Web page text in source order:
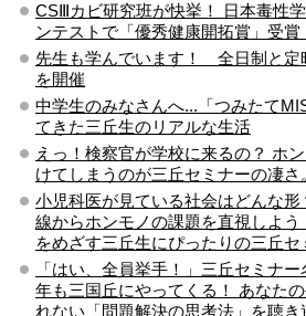
CSⅢカビ研究班が快挙！ 日本毒性
ンテストで「優秀健康開拓賞」受賞
先生も学んでいます！ 全日制と定
を開催
中学生のみなさんへ...「つみたて
てきた三丘生のリアルな生活
えっ！検察官が学校に来るの？ ホ
けてしまうのが三丘セミナーの凄さ
小児科医が見ている社会はどんな
線からホンモノの課題を直視しよ
をめざす三丘生にぴったりの三丘セ
「はい、全員挙手！」三丘セミナ
年も三国丘にやってくる！ あなた
れない「問題解決の思考法」を聴き